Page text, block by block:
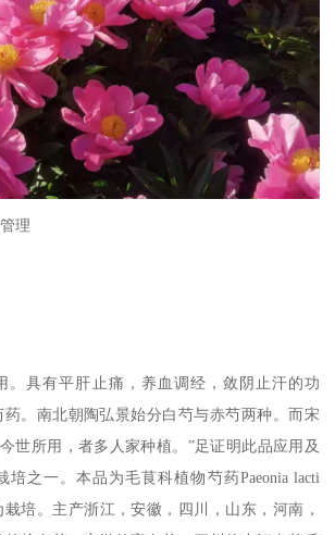
理
。具有平肝止痛，养血调经，敛阴止汗的功
。南北朝陶弘景始分白芍与赤芍两种。而宋
世所用，者多人家种植。”足证明此品应用及
培之一。本品为毛茛科植物芍药Paeonia lacti
培。主产浙江，安徽，四川，山东，河南，